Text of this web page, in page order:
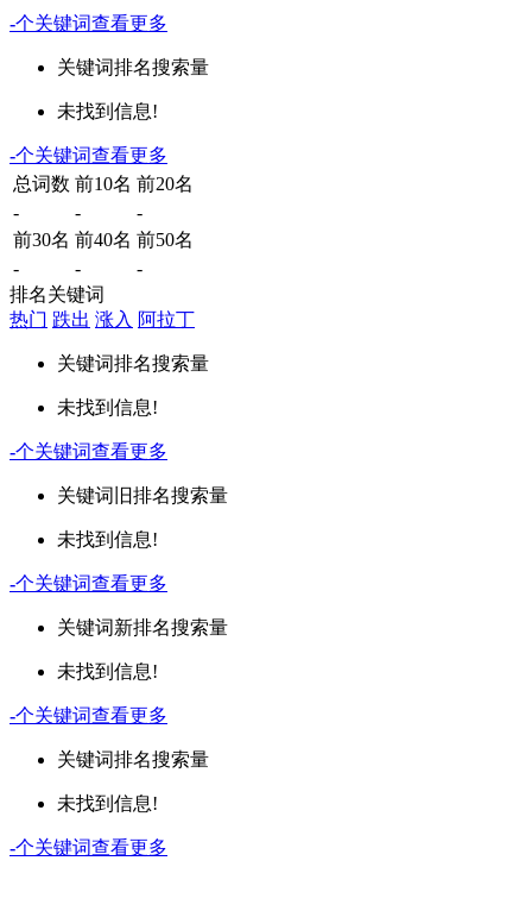
-个关键词查看更多
关键词排名搜索量
未找到信息!
-个关键词查看更多
总词数 前10名 前20名
-
-
-
前30名 前40名 前50名
-
-
-
排名关键词
热门 跌出 涨入 阿拉丁
关键词排名搜索量
未找到信息!
-个关键词查看更多
关键词 旧排名搜索量
未找到信息!
-个关键词查看更多
关键词新排名搜索量
未找到信息!
-个关键词查看更多
关键词排名搜索量
未找到信息!
-个关键词查看更多